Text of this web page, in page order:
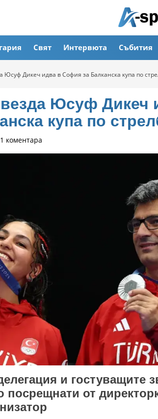
Свят Интервюта Събития
Юсуф Дикеч идва в София за Балканска купа по
Юсуф Дикеч
купа по
1 коментара
и гостуващите
от